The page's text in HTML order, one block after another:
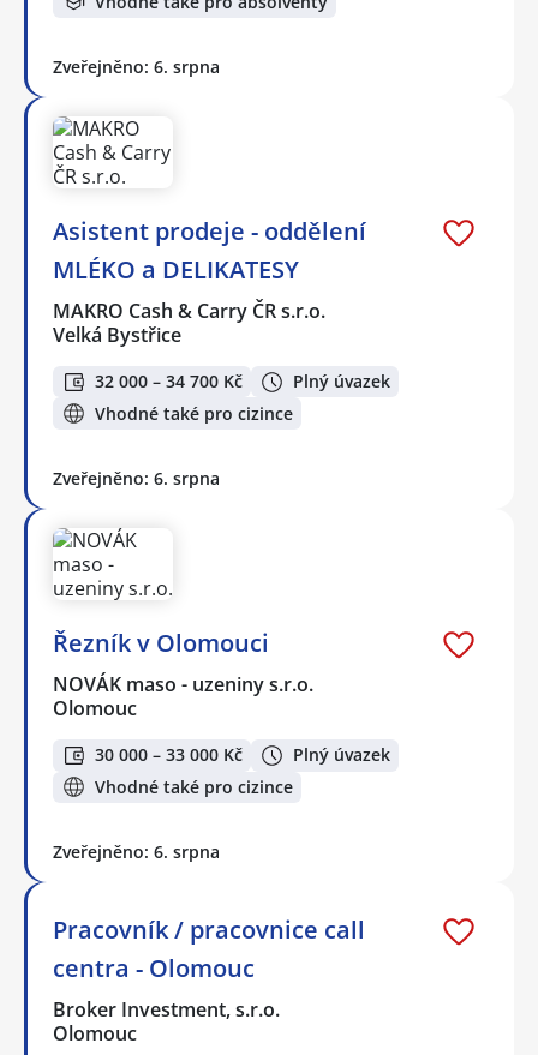
Zveřejněno: 6. srpna
Asistent prodeje - oddělení
MLÉKO a DELIKATESY
MAKRO Cash & Carry ČR s.r.o.
Velká Bystřice
32 000 – 34 700 Kč
Plný úvazek
Vhodné také pro cizince
Zveřejněno: 6. srpna
Řezník v Olomouci
NOVÁK maso - uzeniny s.r.o.
Olomouc
30 000 – 33 000 Kč
Plný úvazek
Vhodné také pro cizince
Zveřejněno: 6. srpna
Pracovník / pracovnice call
centra - Olomouc
Broker Investment, s.r.o.
Olomouc